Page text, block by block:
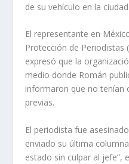
de su vehículo en la
El representante en
Protección de Periodistas
expresó que la
medio donde Román
informaron que no tenían
previas.
El periodista fue
enviado su última
estado sin culpar al jefe”,